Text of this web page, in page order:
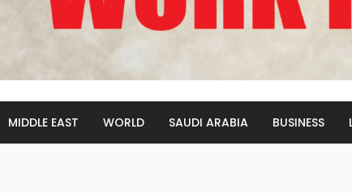
MIDDLE EAST WORLD SAUDI ARABIA BUSINESS